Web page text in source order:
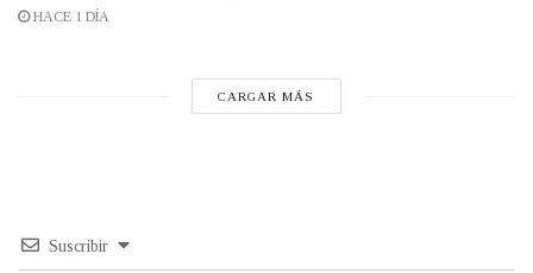
HACE 1 DÍA
CARGAR MÁS
Suscribir